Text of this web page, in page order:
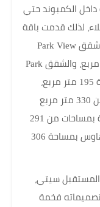
الكمبوند حتي
لذلك قدمت باقة
من المساحات المختلفة، حيث يوجد هناك شقق Park View
تتكون من غرفتين نوم بمساحة 168 متر مربع، والشقق Park
View التي تتكون من 3 غرف نوم بمساحة 195 متر مربع،
والشقق Park View دوبلكس بمساحات من 330 متر مربع
حتى 348 متر مربع. أما الفيلات المستقلة بمساحات من 291
متر مربع وحتى 343 متر مربع، والتوين هاوس بمساحة 306
سيتي،
فخمة